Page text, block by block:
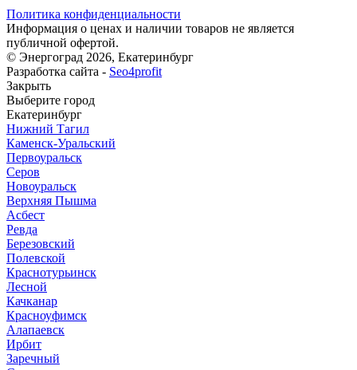
Политика конфиденциальности
Информация о ценах и наличии товаров не является
публичной офертой.
© Энергоград 2026, Екатеринбург
Разработка сайта - Seo4profit
Закрыть
Выберите город
Екатеринбург
Нижний Тагил
Каменск-Уральский
Первоуральск
Серов
Новоуральск
Верхняя Пышма
Асбест
Ревда
Березовский
Полевской
Краснотурьинск
Лесной
Качканар
Красноуфимск
Алапаевск
Ирбит
Заречный